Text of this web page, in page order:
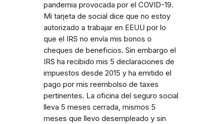
pandemia provocada por el COVID-19.
Mi tarjeta de social dice que no estoy
autorizado a trabajar en EEUU por lo
que el IRS no envía mis bonos o
cheques de beneficios. Sin embargo el
IRS ha recibido mis 5 declaraciones de
impuestos desde 2015 y ha emitido el
pago por mis reembolso de taxes
pertinentes. La oficina del seguro social
lleva 5 meses cerrada, mismos 5
meses que llevo desempleado y sin